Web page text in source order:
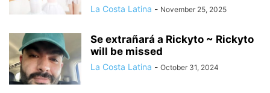
La Costa Latina - November 25, 2025
Se extrañará a Rickyto ~ Rickyto
will be missed
La Costa Latina - October 31, 2024